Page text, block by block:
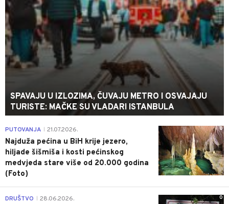
SPAVAJU U IZLOZIMA, ČUVAJU METRO I OSVAJAJU
TURISTE: MAČKE SU VLADARI ISTANBULA
0
PUTOVANJA 21.07.2026.
Najduža pećina u BiH krije jezero,
hiljade šišmiša i kosti pećinskog
medvjeda stare više od 20.000 godina
(Foto)
0
DRUŠTVO 28.06.2026.